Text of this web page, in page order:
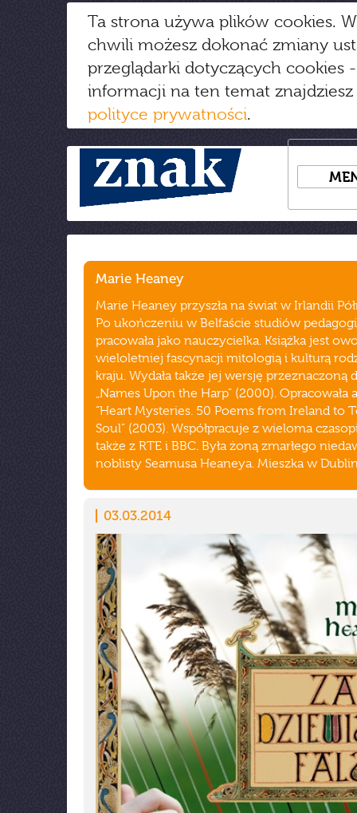
Ta strona używa plików cookies.
chwili możesz dokonać zmiany
przeglądarki dotyczących cookies
informacji na ten temat
polityce prywatności.
Marie Heaney
Marie Heaney przyszła na świat w Irlandii
Po ukończeniu w Belfaście studiów
pracowała jako nauczycielka. Książka jest
wieloletniej fascynacji mitologią i kulturą
kraju. Wydała także jej wersję przeznaczoną
„Names Upon the Harp” (2000). Opracowała
“Heart Mysteries. 50 Poems from Ireland to
Soul” (2003). Współpracuje z wieloma
także z RTE i BBC. Była żoną zmarłego
noblisty Seamusa Heaneya. Mieszka w
03.03.2014